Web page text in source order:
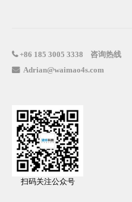
+86 185 3005 3338 咨询热线
 Adrian@waimao4s.com
扫码关注公众号